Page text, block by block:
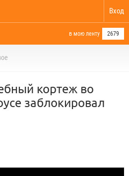
Вход
в мою ленту 2679
кортеж во
заблокировал